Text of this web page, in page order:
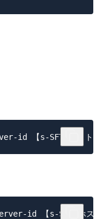
id 【s-SFTPホス